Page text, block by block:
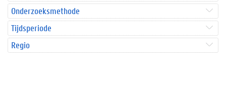
Onderzoeksmethode
Tijdsperiode
Regio